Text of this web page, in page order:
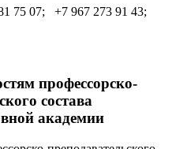
75 07; +7 967 273 91 43;
профессорско-
состава
академии